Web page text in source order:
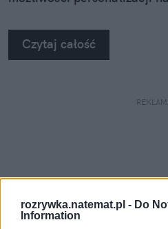
rozrywka.natemat.pl - Do
Information
Czytaj całość